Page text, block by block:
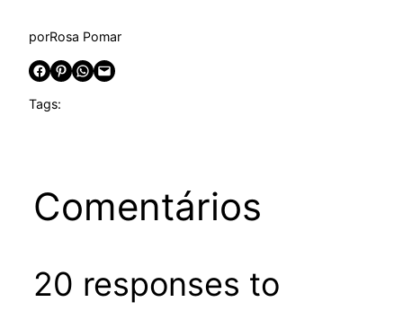
porRosa Pomar
Share on Facebook Share on Pinterest Share on WhatsApp Email this Page
Tags:
Comentários
20 responses to